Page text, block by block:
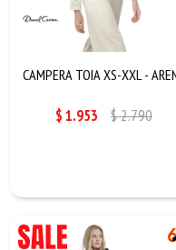
CAMPERA TOIA XS-XXL -
$1.953 $2.790